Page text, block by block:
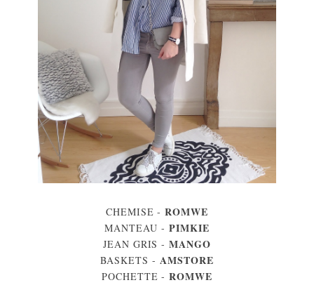
CHEMISE -ROMWE
MANTEAU - PIMKIE
JEAN GRIS -MANGO
BASKETS - AMSTORE
POCHETTE -ROMWE